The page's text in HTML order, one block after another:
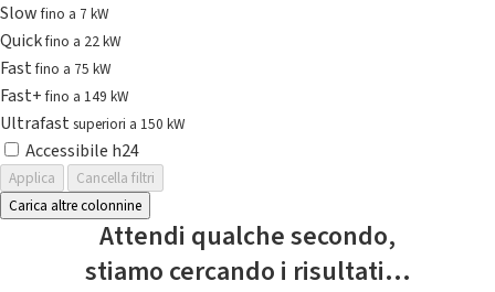
Slowfino a 7 kW
Quickfino a 22 kW
Fastfino a 75 kW
Fast+fino a 149 kW
Ultrafast superiori a 150 kW
Accessibile h24
Applica
Cancella filtri
Carica altre colonnine
Attendi qualche secondo,
stiamo cercando i risultati...